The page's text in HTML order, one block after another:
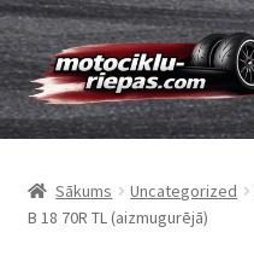
Skip
to
navigation
Skip
to
content
Riepas
Kameras
Sākums Uncategorized
B 18 70R TL (aizmugurējā)